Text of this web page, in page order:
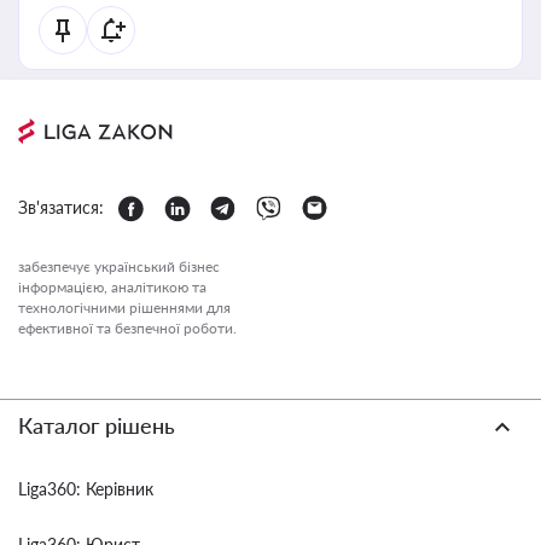
Зв'язатися:
забезпечує український бізнес
інформацією, аналітикою та
технологічними рішеннями для
ефективної та безпечної роботи.
Каталог рішень
Liga360: Керівник